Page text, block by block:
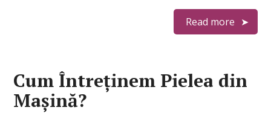
Read more
Cum Întreținem Pielea din
Mașină?